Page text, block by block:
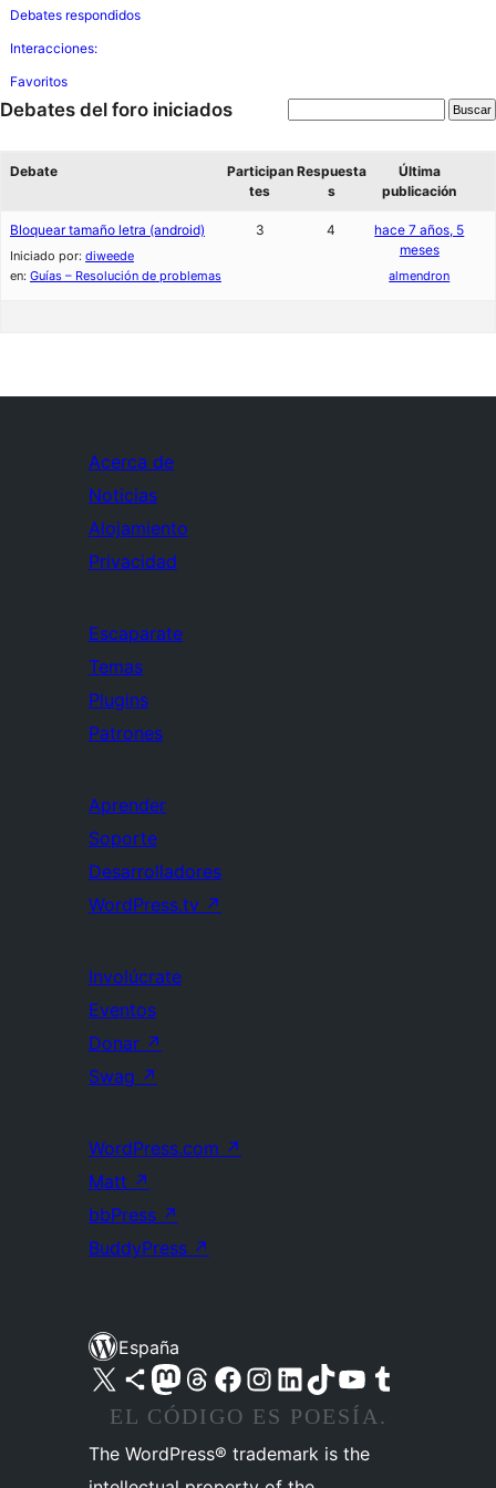
Debates respondidos
Interacciones:
Favoritos
Debates del foro iniciados
Debate
Participan
tes
Respuesta
s
Última
publicación
Bloquear tamaño letra (android)
Iniciado por: diweede
en: Guías – Resolución de problemas
3 4
hace 7 años, 5
meses
almendron
Acerca de
Noticias
Alojamiento
Privacidad
Escaparate
Temas
Plugins
Patrones
Aprender
Soporte
Desarrolladores
WordPress.tv ↗
Involúcrate
Eventos
Donar ↗
Swag ↗
WordPress.com ↗
Matt ↗
bbPress ↗
BuddyPress ↗
España
Visita nuestra cuenta de X (anteriormente Twitter)
Visita nuestra cuenta de Bluesky
Visita nuestra cuenta de Mastodon
Visita nuestra cuenta de Threads
Visita nuestra página de Facebook
Visita nuestra cuenta de Instagram
Visita nuestra cuenta de LinkedIn
Visita nuestra cuenta de TikTok
Visita nuestro canal de YouTube
Visita nuestra cuenta de Tumblr
EL CÓDIGO ES POESÍA.
The WordPress® trademark is the